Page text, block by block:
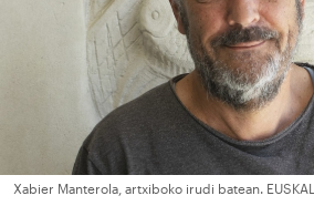
Xabier Manterola, artxiboko irudi batean. EUSKAL